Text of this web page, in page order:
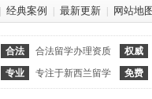
经典案例 最新更新 网站地图
合法 合法留学办理资质 权威
专业
专注于新西兰留学 免费